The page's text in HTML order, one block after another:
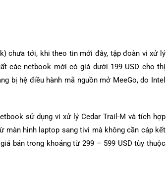
chưa tới, khi theo tin mới đây, tập đoàn vi xử lý
các netbook mới có giá dưới 199 USD cho thị
bị hệ điều hành mã nguồn mở MeeGo, do Intel
sử dụng vi xử lý Cedar Trail-M và tích hợp
màn hình laptop sang tivi mà không cần cáp kết
bán trong khoảng từ 299 – 599 USD tùy thuộc